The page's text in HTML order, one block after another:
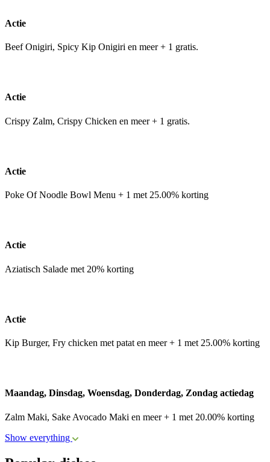
Actie
Beef Onigiri, Spicy Kip Onigiri en meer + 1 gratis.
Actie
Crispy Zalm, Crispy Chicken en meer + 1 gratis.
Actie
Poke Of Noodle Bowl Menu + 1 met 25.00% korting
Actie
Aziatisch Salade met 20% korting
Actie
Kip Burger, Fry chicken met patat en meer + 1 met 25.00% korting
Maandag, Dinsdag, Woensdag, Donderdag, Zondag actiedag
Zalm Maki, Sake Avocado Maki en meer + 1 met 20.00% korting
Show everything